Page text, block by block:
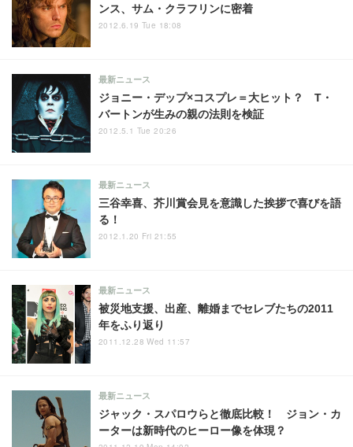
ンス、サム・クラフリンに密着
2012.6.19 Tue 18:08
ジョニー・デップ×コスプレ＝大ヒット？ T・
バートンが生みの親の法則を検証
最新ニュース
2012.5.1 Tue 20:26
三谷幸喜、芥川賞会見を意識した挨拶で喜びを語
る！
最新ニュース
2012.1.20 Fri 21:55
被災地支援、出産、離婚までセレブたちの2011
年をふり返り
最新ニュース
2011.12.28 Wed 11:57
ジャック・スパロウらと徹底比較！ ジョン・カ
ーターは新時代のヒーロー像を体現？
最新ニュース